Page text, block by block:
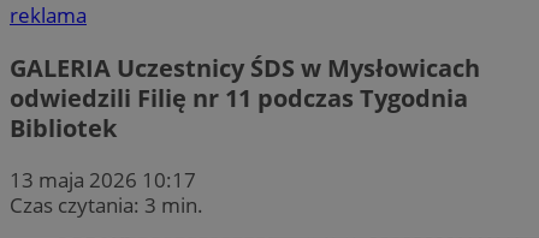
reklama
GALERIA Uczestnicy ŚDS w Mysłowicach
odwiedzili Filię nr 11 podczas Tygodnia
Bibliotek
13 maja 2026 10:17
Czas czytania: 3 min.